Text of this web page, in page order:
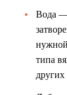
Вода —
типа
других